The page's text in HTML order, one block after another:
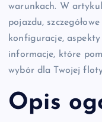
warunkach. W
pojazdu,
konfiguracje,
informacje, które
wybór dla Twojej
Opis